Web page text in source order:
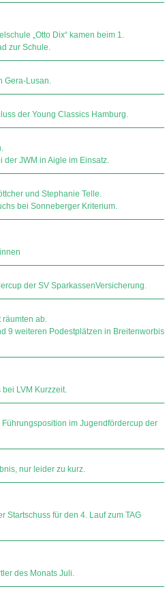
„Otto Dix“ kamen beim 1.
zur Schule.
Gera-Lusan.
der Young Classics Hamburg.
der JWM in Aigle im Einsatz.
und Stephanie Telle.
bei Sonneberger Kriterium.
der SV Spar­kas­sen­Ver­si­che­rung.
räumten ab.
9 weiteren Podestplätzen in Breitenworbis
LVM Kurzzeit.
im Jugendfördercup der
nur leider zu kurz.
Startschuss für den 4. Lauf zum TAG
des Monats Juli.